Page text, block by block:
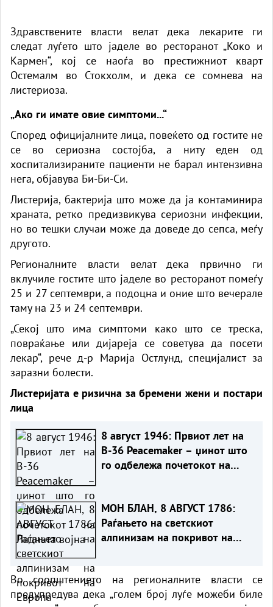
Здравствените власти велат дека лекарите ги
следат луѓето што јаделе во ресторанот „Коко и
Кармен“, кој се наоѓа во престижниот кварт
Остемалм во Стокхолм, и дека се сомнева на
листериоза.
„Ако ги имате овие симптоми...“
Според официјалните лица, повеќето од гостите не
се во сериозна состојба, а ниту еден од
хоспитализираните пациенти не барал интензивна
нега, објавува Би-Би-Си.
Листерија, бактерија што може да ја контаминира
храната, ретко предизвикува сериозни инфекции,
но во тешки случаи може да доведе до сепса, меѓу
другото.
Регионалните власти велат дека првично ги
вклучиле гостите што јаделе во ресторанот помеѓу
25 и 27 септември, а подоцна и оние што вечерале
таму на 23 и 24 септември.
„Секој што има симптоми како што се треска,
повраќање или дијареја се советува да посети
лекар“, рече д-р Марија Остлунд, специјалист за
заразни болести.
Листеријата е ризична за бремени жени и постари
лица
8 август 1946: Првиот лет на
B-36 Peacemaker – џинот што
го одбележа почетокот на
МОН БЛАН, 8 АВГУСТ 1786:
Раѓањето на светскиот
алпинизам на покривот на
Во соопштението на регионалните власти се
предупредува дека „голем број луѓе можеби биле